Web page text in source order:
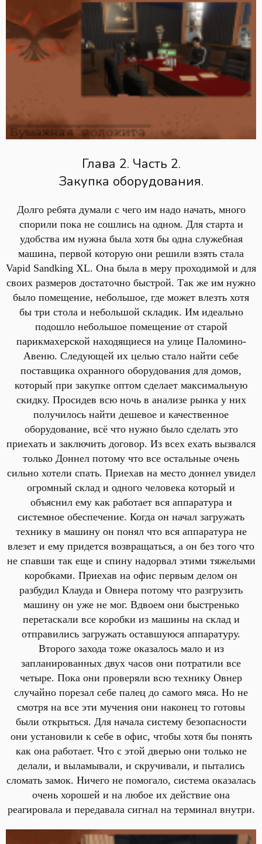
Глава 2. Часть 2.
Закупка оборудования.
Долго ребята думали с чего им надо начать, много
спорили пока не сошлись на одном. Для старта и
удобства им нужна была хотя бы одна служебная
машина, первой которую они решили взять стала
Vapid Sandking XL. Она была в меру проходимой и для
своих размеров достаточно быстрой. Так же им нужно
было помещение, небольшое, где может влезть хотя
бы три стола и небольшой складик. Им идеально
подошло небольшое помещение от старой
парикмахерской находящиеся на улице Паломино-
Авеню. Следующей их целью стало найти себе
поставщика охранного оборудования для домов,
который при закупке оптом сделает максимальную
скидку. Просидев всю ночь в анализе рынка у них
получилось найти дешевое и качественное
оборудование, всё что нужно было сделать это
приехать и заключить договор. Из всех ехать вызвался
только Доннел потому что все остальные очень
сильно хотели спать. Приехав на место доннел увидел
огромный склад и одного человека который и
объяснил ему как работает вся аппаратура и
системное обеспечение. Когда он начал загружать
технику в машину он понял что вся аппаратура не
влезет и ему придется возвращаться, а он без того что
не спавши так еще и спину надорвал этими тяжелыми
коробками. Приехав на офис первым делом он
разбудил Клауда и Овнера потому что разгрузить
машину он уже не мог. Вдвоем они быстренько
перетаскали все коробки из машины на склад и
отправились загружать оставшуюся аппаратуру.
Второго захода тоже оказалось мало и из
запланированных двух часов они потратили все
четыре. Пока они проверяли всю технику Овнер
случайно порезал себе палец до самого мяса. Но не
смотря на все эти мучения они наконец то готовы
были открыться. Для начала систему безопасности
они установили к себе в офис, чтобы хотя бы понять
как она работает. Что с этой дверью они только не
делали, и выламывали, и скручивали, и пытались
сломать замок. Ничего не помогало, система оказалась
очень хорошей и на любое их действие она
реагировала и передавала сигнал на терминал внутри.